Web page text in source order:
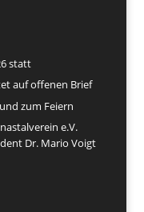
statt
auf offenen Brief
zum Feiern
e.V.
Dr. Mario Voigt